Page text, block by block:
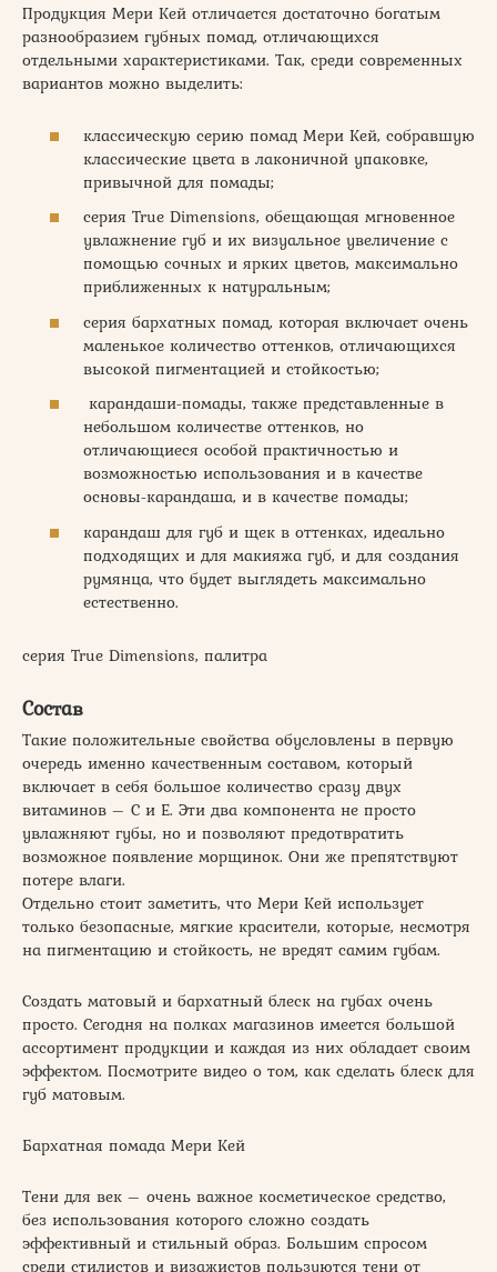
Продукция Мери Кей отличается достаточно богатым
разнообразием губных помад, отличающихся
отдельными характеристиками. Так, среди современных
вариантов можно выделить:
классическую серию помад Мери Кей, собравшую
классические цвета в лаконичной упаковке,
привычной для помады;
серия True Dimensions, обещающая мгновенное
увлажнение губ и их визуальное увеличение с
помощью сочных и ярких цветов, максимально
приближенных к натуральным;
серия бархатных помад, которая включает очень
маленькое количество оттенков, отличающихся
высокой пигментацией и стойкостью;
карандаши-помады, также представленные в
небольшом количестве оттенков, но
отличающиеся особой практичностью и
возможностью использования и в качестве
основы-карандаша, и в качестве помады;
карандаш для губ и щек в оттенках, идеально
подходящих и для макияжа губ, и для создания
румянца, что будет выглядеть максимально
естественно.
серия True Dimensions, палитра
Состав
Такие положительные свойства обусловлены в первую
очередь именно качественным составом, который
включает в себя большое количество сразу двух
витаминов – C и E. Эти два компонента не просто
увлажняют губы, но и позволяют предотвратить
возможное появление морщинок. Они же препятствуют
потере влаги.
Отдельно стоит заметить, что Мери Кей использует
только безопасные, мягкие красители, которые, несмотря
на пигментацию и стойкость, не вредят самим губам.
Создать матовый и бархатный блеск на губах очень
просто. Сегодня на полках магазинов имеется большой
ассортимент продукции и каждая из них обладает своим
эффектом. Посмотрите видео о том, как сделать блеск для
губ матовым.
Бархатная помада Мери Кей
Тени для век – очень важное косметическое средство,
без использования которого сложно создать
эффективный и стильный образ. Большим спросом
среди стилистов и визажистов пользуются тени от